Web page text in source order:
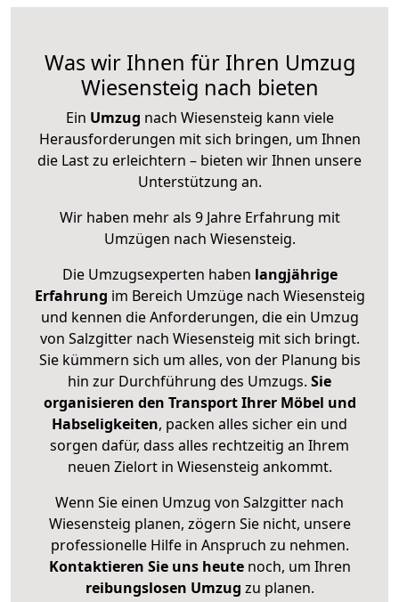
Was wir Ihnen für Ihren Umzug
Wiesensteig nach bieten
Ein Umzug nach Wiesensteig kann viele
Herausforderungen mit sich bringen, um Ihnen
die Last zu erleichtern – bieten wir Ihnen unsere
Unterstützung an.
Wir haben mehr als 9 Jahre Erfahrung mit
Umzügen nach Wiesensteig.
Die Umzugsexperten haben langjährige
Erfahrung im Bereich Umzüge nach Wiesensteig
und kennen die Anforderungen, die ein Umzug
von Salzgitter nach Wiesensteig mit sich bringt.
Sie kümmern sich um alles, von der Planung bis
hin zur Durchführung des Umzugs. Sie
organisieren den Transport Ihrer Möbel und
Habseligkeiten, packen alles sicher ein und
sorgen dafür, dass alles rechtzeitig an Ihrem
neuen Zielort in Wiesensteig ankommt.
Wenn Sie einen Umzug von Salzgitter nach
Wiesensteig planen, zögern Sie nicht, unsere
professionelle Hilfe in Anspruch zu nehmen.
Kontaktieren Sie uns heutenoch, um Ihren
reibungslosen Umzug zu planen.